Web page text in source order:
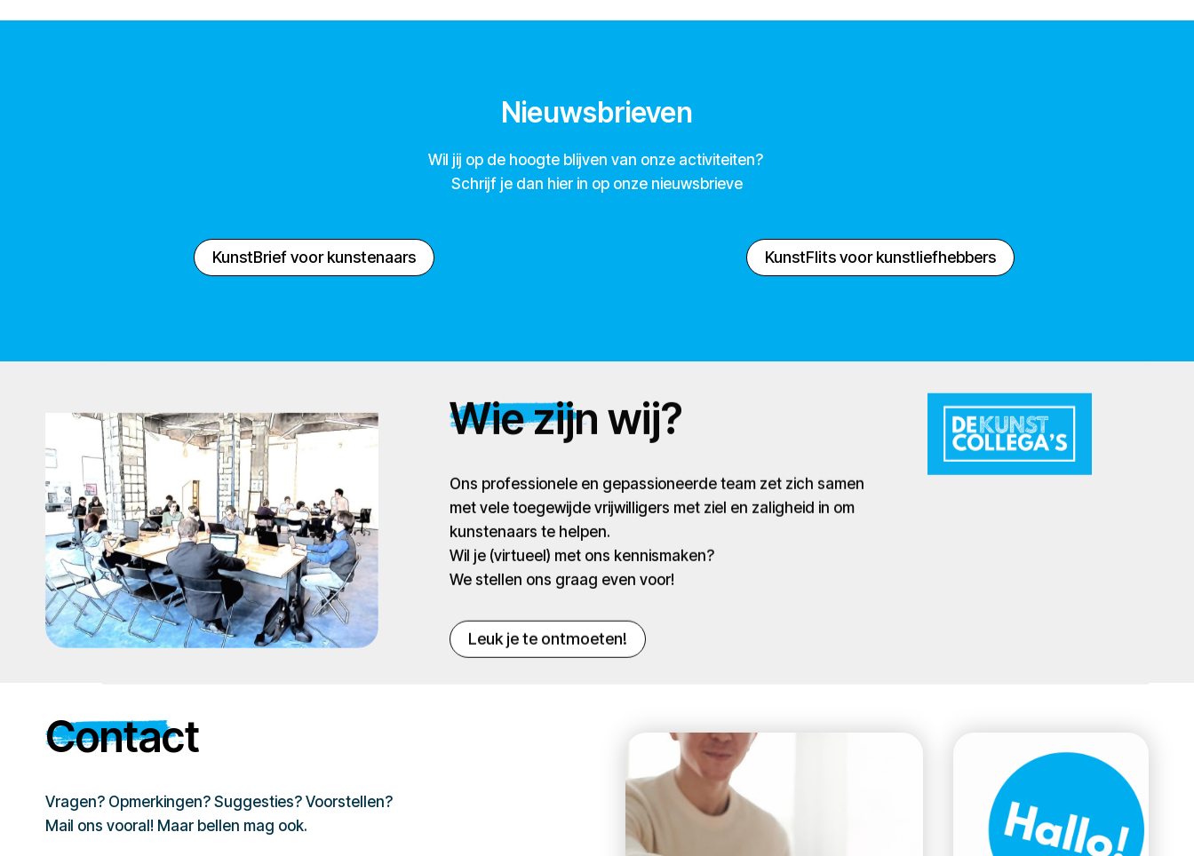
Nieuwsbrieven
Wil jij op de hoogte blijven van onze activiteiten?
Schrijf je dan hier in op onze nieuwsbrieve
KunstBrief voor kunstenaars KunstFlits voor kunstliefhebbers
Wie zijn wij?
Ons professionele en gepassioneerde team zet zich samen
met vele toegewijde vrijwilligers met ziel en zaligheid in om
kunstenaars te helpen.
Wil je (virtueel) met ons kennismaken?
We stellen ons graag even voor!
Leuk je te ontmoeten!
Contact
Vragen? Opmerkingen? Suggesties? Voorstellen?
Mail ons vooral! Maar bellen mag ook.